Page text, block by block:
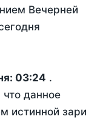
Вечерней
03:24 .
данное
истинной зари